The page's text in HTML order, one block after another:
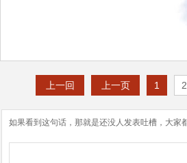
上一回 上一页 1 2
如果看到这句话，那就是还没人发表吐槽，大家